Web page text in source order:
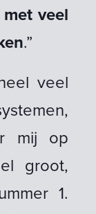
veel
.”
veel
mij op
groot,
1.